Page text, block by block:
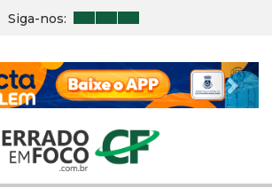
Siga-nos:
Next